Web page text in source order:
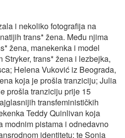
i nekoliko fotografija na
trans* žena. Među njima
žena, manekenka i model
trans* žena i lezbejka,
Helena Vuković iz Beograda,
koja je prošla tranziciju; Julia
prošla tranziciju prije 15
transfeminističkih
Teddy Quinlivan koja
modnim pistama i odnedavno
identitetu; te Sonja